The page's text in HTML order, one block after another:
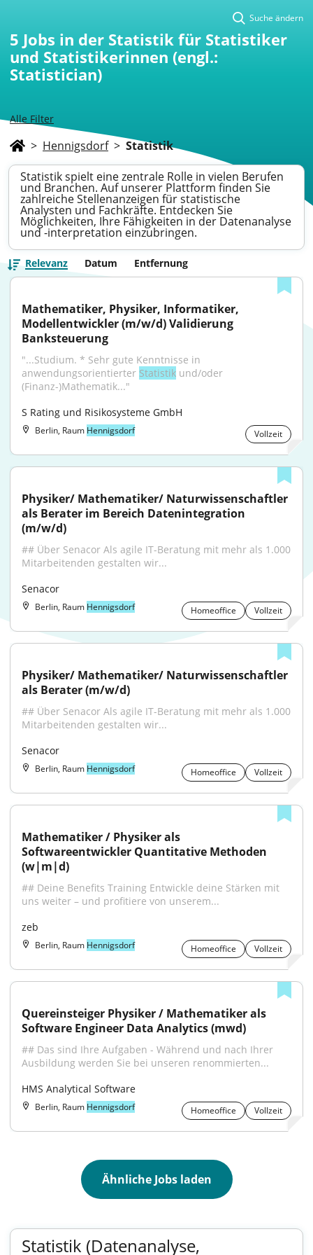
Alle Filter
Suche ändern
5 Jobs in der Statistik für Statistiker
und Statistikerinnen (engl.:
Statistician)
> Hennigsdorf > Statistik
Statistik spielt eine zentrale Rolle in vielen Berufen
und Branchen. Auf unserer Plattform finden Sie
zahlreiche Stellenanzeigen für statistische
Analysten und Fachkräfte. Entdecken Sie
Möglichkeiten, Ihre Fähigkeiten in der Datenanalyse
und -interpretation einzubringen.
Relevanz Datum Entfernung
Mathematiker, Physiker, Informatiker,
Modellentwickler (m/w/d) Validierung
Banksteuerung
"...Studium. * Sehr gute Kenntnisse in
anwendungsorientierter Statistik und/oder
(Finanz-)Mathematik..."
S Rating und Risikosysteme GmbH
Berlin, Raum Hennigsdorf Vollzeit
Physiker/ Mathematiker/ Naturwissenschaftler
als Berater im Bereich Datenintegration
(m/w/d)
## Über Senacor Als agile IT-Beratung mit mehr als 1.000
Mitarbeitenden gestalten wir...
Senacor
Berlin, Raum Hennigsdorf Homeoffice Vollzeit
Physiker/ Mathematiker/ Naturwissenschaftler
als Berater (m/w/d)
## Über Senacor Als agile IT-Beratung mit mehr als 1.000
Mitarbeitenden gestalten wir...
Senacor
Berlin, Raum Hennigsdorf Homeoffice Vollzeit
Mathematiker / Physiker als
Softwareentwickler Quantitative Methoden
(w|m|d)
## Deine Benefits Training Entwickle deine Stärken mit
uns weiter – und profitiere von unserem...
zeb
Berlin, Raum Hennigsdorf Homeoffice Vollzeit
Quereinsteiger Physiker / Mathematiker als
Software Engineer Data Analytics (mwd)
## Das sind Ihre Aufgaben - Während und nach Ihrer
Ausbildung werden Sie bei unseren renommierten...
HMS Analytical Software
Berlin, Raum Hennigsdorf Homeoffice Vollzeit
Ähnliche Jobs laden
Statistik (Datenanalyse,